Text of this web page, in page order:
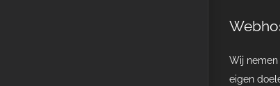
Wij
eigen